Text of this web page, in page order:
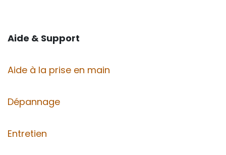
Aide & Support
Aide à la prise en main
Dépannage
Entretien